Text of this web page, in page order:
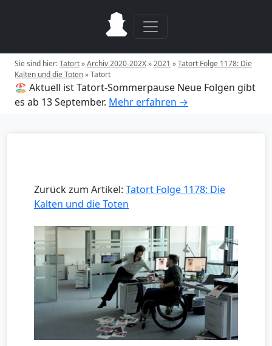
Sie sind hier:Tatort»Archiv 2020-202X»2021 »Tatort Folge 1178: Die
Kalten und die Toten»Tatort
🏖️ Aktuell ist Tatort-Sommerpause Neue Folgen gibt
es ab 13 September. Mehr erfahren →
Zurück zum Artikel: Tatort Folge 1178: Die
Kalten und die Toten